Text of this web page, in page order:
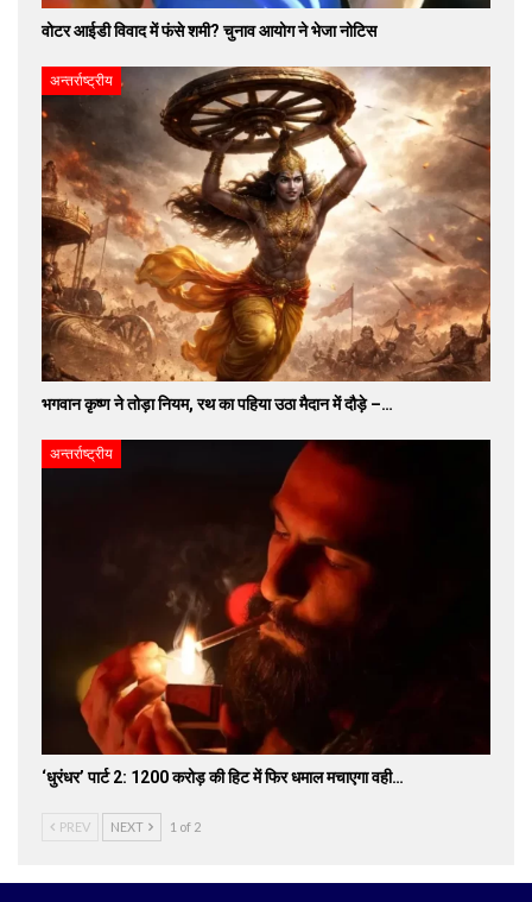
वोटर आईडी विवाद में फंसे शमी? चुनाव आयोग ने भेजा नोटिस
अन्तर्राष्ट्रीय
भगवान कृष्ण ने तोड़ा नियम, रथ का पहिया उठा मैदान में दौड़े –…
अन्तर्राष्ट्रीय
‘धुरंधर’ पार्ट 2: 1200 करोड़ की हिट में फिर धमाल मचाएगा वही…
PREV NEXT 1 of 2